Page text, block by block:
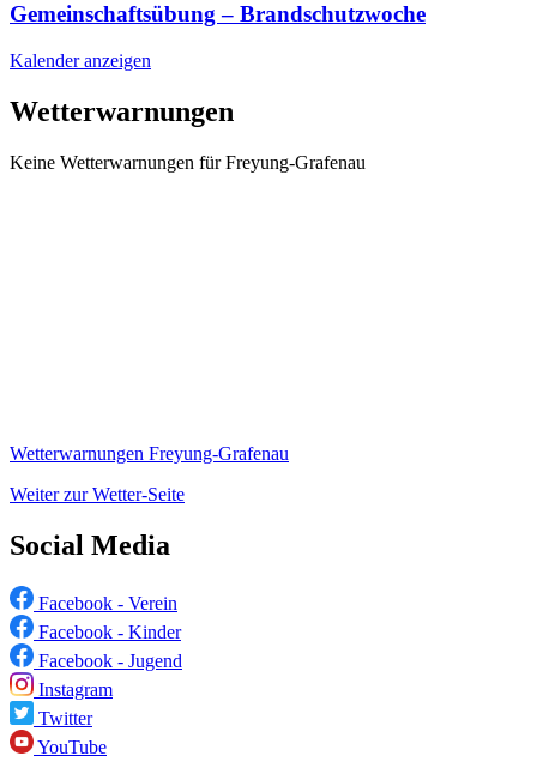
Gemeinschaftsübung – Brandschutzwoche
Kalender anzeigen
Wetterwarnungen
Keine Wetterwarnungen für Freyung-Grafenau
Wetterwarnungen Freyung-Grafenau
Weiter zur Wetter-Seite
Social Media
Facebook - Verein
Facebook - Kinder
Facebook - Jugend
Instagram
Twitter
YouTube